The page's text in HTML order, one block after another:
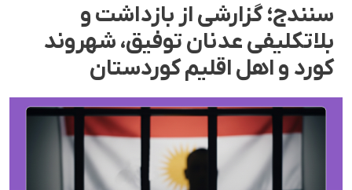
سنندج؛ گزارشی از بازداشت و
بلاتکلیفی عدنان توفیق، شهروند
کورد و اهل اقلیم کوردستان